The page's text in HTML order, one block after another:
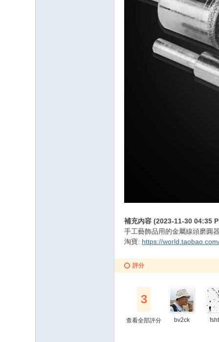
補充內容 (2023-11-30 04:35
手工藝飾品用的金屬線頭磨圓
淘寶: https://
評分
3
查看全部評分 bv2ck